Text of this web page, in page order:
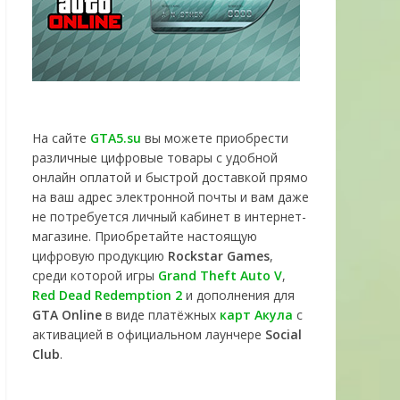
На сайте GTA5.su вы можете приобрести
различные цифровые товары с удобной
онлайн оплатой и быстрой доставкой прямо
на ваш адрес электронной почты и вам даже
не потребуется личный кабинет в интернет-
магазине. Приобретайте настоящую
цифровую продукцию Rockstar Games,
среди которой игры Grand Theft Auto V,
Red Dead Redemption 2 и дополнения для
GTA Online в виде платёжных карт Акула с
активацией в официальном лаунчере Social
Club.